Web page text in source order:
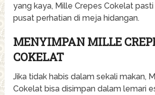
yang kaya, Mille Crepes Cokelat
pusat perhatian di meja hidangan.
MENYIMPAN MILLE
COKELAT
Jika tidak habis dalam sekali makan,
Cokelat bisa disimpan dalam lemari